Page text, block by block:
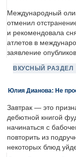
Международный
отменил
и рекомендовала
атлетов в
заявление
ВКУСНЫЙ РАЗДЕЛ
Юлия Дианова: Не
Завтрак — это
дебютной книгой
начинаться с
повторить из
некоторых блюд